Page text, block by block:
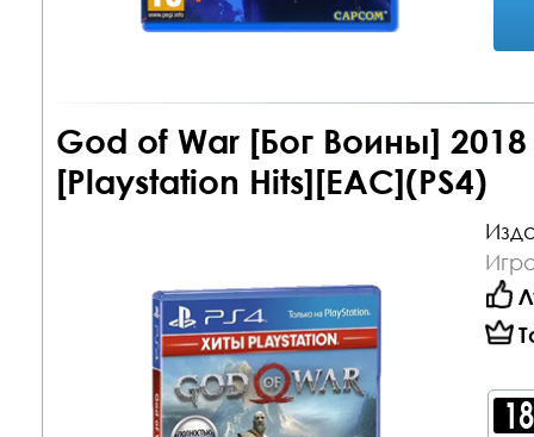
God of War [Бог Воины]
[Playstation Hits][EAC](PS4)